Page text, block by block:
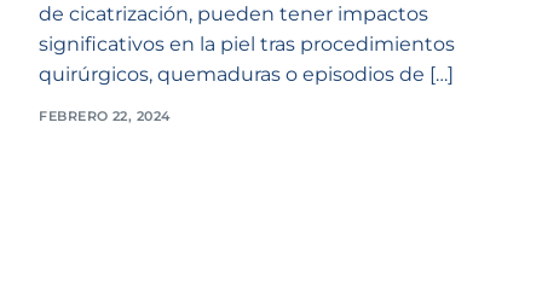
de cicatrización, pueden tener impactos
significativos en la piel tras procedimientos
quirúrgicos, quemaduras o episodios de […]
FEBRERO 22, 2024